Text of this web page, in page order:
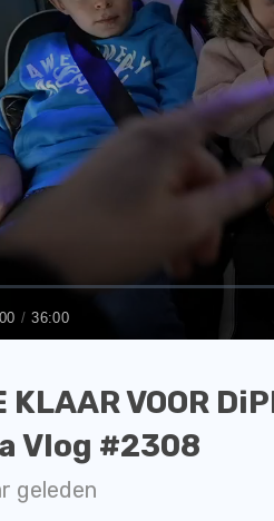
VOOR
Vlog #2308
geleden